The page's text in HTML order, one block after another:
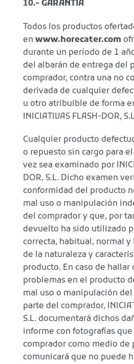
10.- GARANTIA
Todos los productos
en www.horecater.com
durante un período de 1
del albarán de entrega del
comprador, contra una no
derivada de cualquier
u otro atribuible de forma
INICIATIVAS FLASH-DOR,
Cualquier producto
o repuesto sin cargo para
vez sea examinado por
DOR, S.L. Dicho examen
conformidad del producto
mal uso o manipulación
del comprador y que, por
devuelto ha sido utilizado
correcta, habitual, normal
de la naturaleza y
producto. En caso de hallar
problemas en el producto
mal uso o manipulación
parte del comprador,
S.L. documentará dichos
informe con fotografías
comprador como medio de
comunicará que no puede